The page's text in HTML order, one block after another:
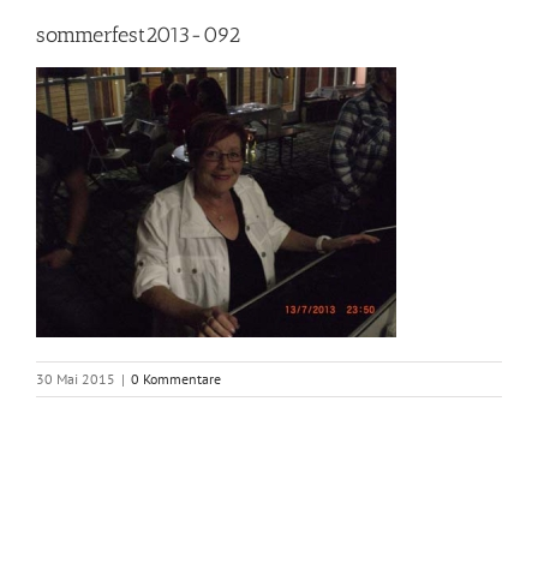
sommerfest2013-092
30 Mai 2015 | 0 Kommentare